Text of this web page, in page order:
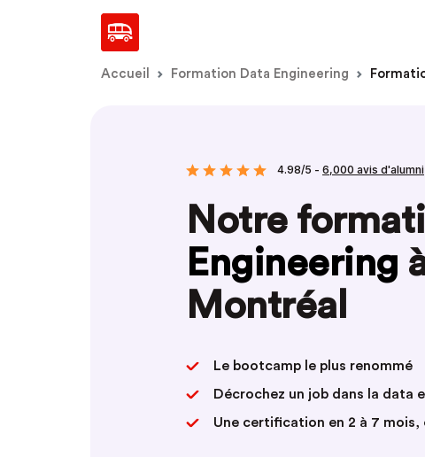
Accueil Formation Data Engineering
4.98/5 - 6,000 avis d'alumni
Notre
Engineering
Montréal
Le bootcamp le plus renommé
Décrochez un job dans la data
Une certification en 2 à 7 mois,